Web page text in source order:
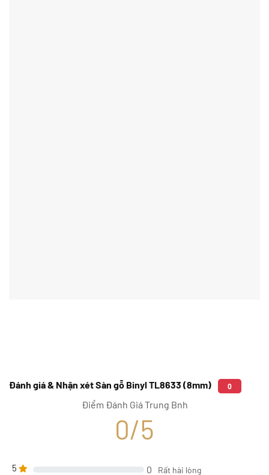
Đánh giá & Nhận xét Sàn gỗ Binyl TL8633 (8mm) 0
Điểm Đánh Giá Trung Bnh
0/5
5 0 Rất hài lòng